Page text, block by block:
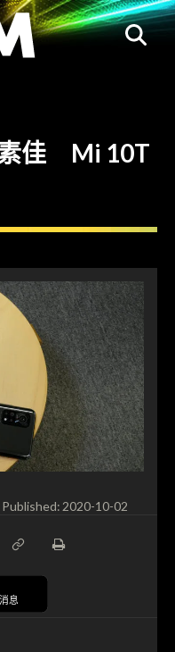
素佳 Mi 10T
Published: 2020-10-02
息